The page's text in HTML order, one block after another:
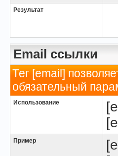
Результат
Email ссылки
Тег [email]
обязательный
Использование
Пример